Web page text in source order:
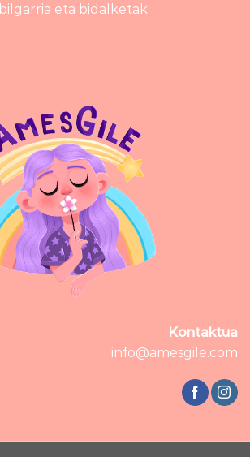
eta bidalketak
Kontaktua
info@amesgile.com